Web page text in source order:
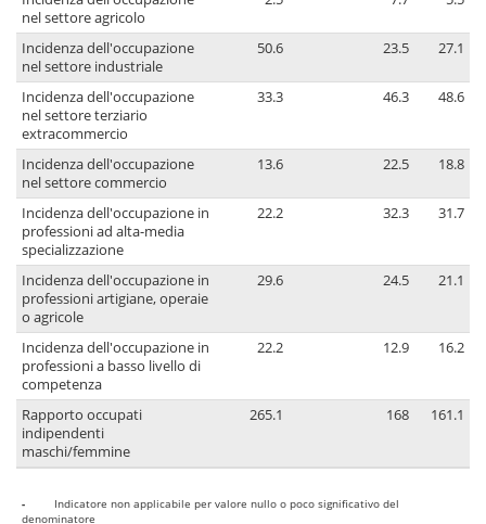
nel settore agricolo
Incidenza dell'occupazione
nel settore industriale
50.6 23.5 27.1
Incidenza dell'occupazione
nel settore terziario
extracommercio
33.3 46.3 48.6
Incidenza dell'occupazione
nel settore commercio
13.6 22.5 18.8
Incidenza dell'occupazione in
professioni ad alta-media
specializzazione
22.2 32.3 31.7
Incidenza dell'occupazione in
professioni artigiane, operaie
o agricole
29.6 24.5 21.1
Incidenza dell'occupazione in
professioni a basso livello di
competenza
22.2 12.9 16.2
Rapporto occupati
indipendenti
maschi/femmine
265.1 168 161.1
-
Indicatore non applicabile per valore nullo o poco significativo del
denominatore